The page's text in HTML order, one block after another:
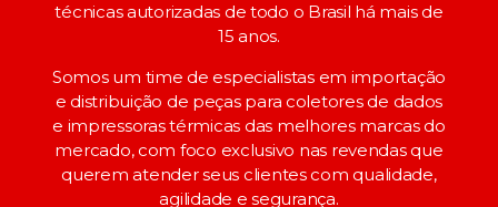
técnicas autorizadas de todo o Brasil há mais de
15 anos.
Somos um time de especialistas em importação
e distribuição de peças para coletores de dados
e impressoras térmicas das melhores marcas do
mercado, com foco exclusivo nas revendas que
querem atender seus clientes com qualidade,
agilidade e segurança.